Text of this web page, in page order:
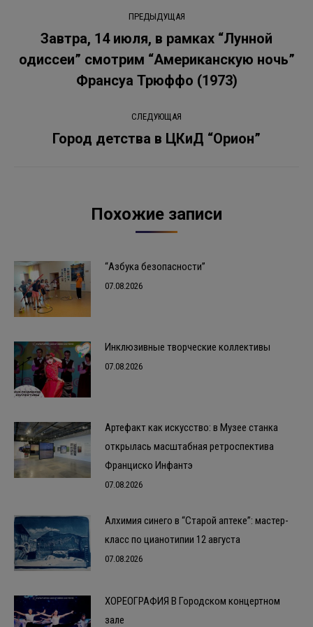
Навигация
по
записям
ПРЕДЫДУЩАЯ
Предыдущая
запись:
Завтра, 14 июля, в рамках “Лунной
одиссеи” смотрим “Американскую ночь”
Франсуа Трюффо (1973)
СЛЕДУЮЩАЯ
Следующая
Город детства в ЦКиД “Орион”
Похожие записи
“Азбука безопасности”
07.08.2026
Инклюзивные творческие коллективы
07.08.2026
Артефакт как искусство: в Музее станка
открылась масштабная ретроспектива
Франциско Инфантэ
07.08.2026
Алхимия синего в “Старой аптеке”: мастер-
класс по цианотипии 12 августа
07.08.2026
ХОРЕОГРАФИЯ В Городском концертном
зале